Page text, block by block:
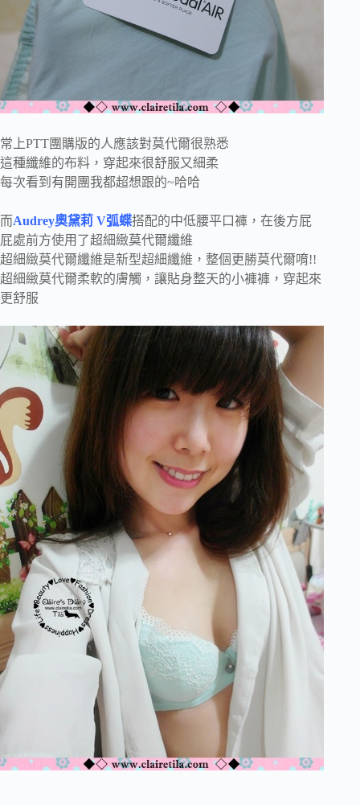
常上PTT團購版的人應該對莫代爾很熟悉
這種纖維的布料，穿起來很舒服又細柔
每次看到有開團我都超想跟的~哈哈
而Audrey奧黛莉 V弧蝶搭配的中低腰平口褲，在後方屁
屁處前方使用了超細緻莫代爾纖維
超細緻莫代爾纖維是新型超細纖維，整個更勝莫代爾唷!!
超細緻莫代爾柔軟的膚觸，讓貼身整天的小褲褲，穿起來
更舒服